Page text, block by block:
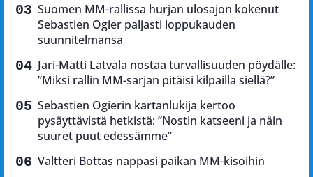
Suomen MM-rallissa hurjan ulosajon kokenut
Sebastien Ogier paljasti loppukauden
suunnitelmansa
Jari-Matti Latvala nostaa turvallisuuden pöydälle:
”Miksi rallin MM-sarjan pitäisi kilpailla siellä?”
Sebastien Ogierin kartanlukija kertoo
pysäyttävistä hetkistä: ”Nostin katseeni ja näin
suuret puut edessämme”
Valtteri Bottas nappasi paikan MM-kisoihin